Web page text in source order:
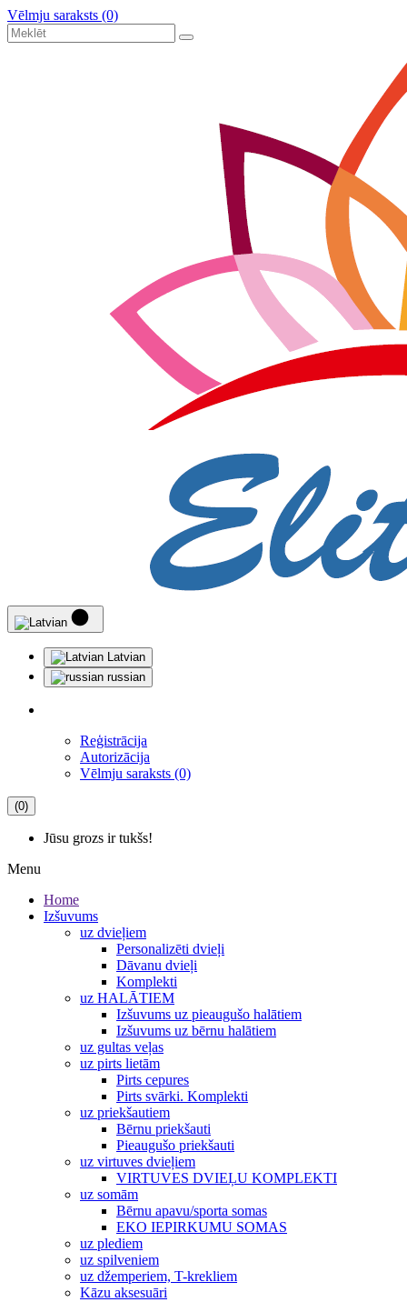
Vēlmju saraksts (0)
Latvian
russian
Reģistrācija
Autorizācija
Vēlmju saraksts (0)
(0)
Jūsu grozs ir tukšs!
Menu
Home
Izšuvums
uz dvieļiem
Personalizēti dvieļi
Dāvanu dvieļi
Komplekti
uz HALĀTIEM
Izšuvums uz pieaugušo halātiem
Izšuvums uz bērnu halātiem
uz gultas veļas
uz pirts lietām
Pirts cepures
Pirts svārki. Komplekti
uz priekšautiem
Bērnu priekšauti
Pieaugušo priekšauti
uz virtuves dvieļiem
VIRTUVES DVIEĻU KOMPLEKTI
uz somām
Bērnu apavu/sporta somas
EKO IEPIRKUMU SOMAS
uz plediem
uz spilveniem
uz džemperiem, T-krekliem
Kāzu aksesuāri